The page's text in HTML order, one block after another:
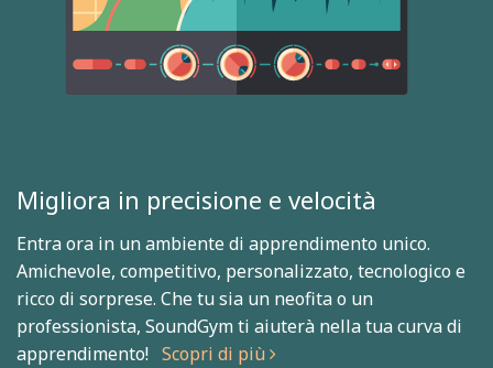
Migliora in precisione e velocità
Entra ora in un ambiente di apprendimento unico.
Amichevole, competitivo, personalizzato, tecnologico e
ricco di sorprese. Che tu sia un neofita o un
professionista, SoundGym ti aiuterà nella tua curva di
apprendimento! Scopri di più